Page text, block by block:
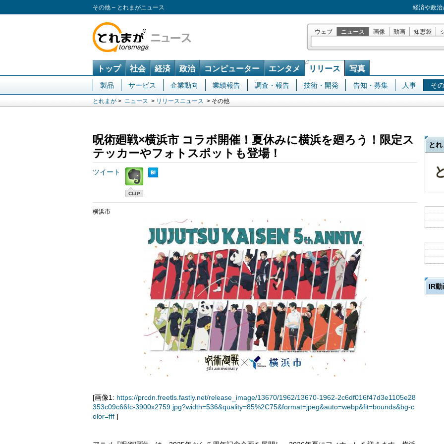
その他 – とれまがニュース 経済や政
ウェブ ニュース 画像 動画 知恵袋
トップ 社会 経済 政治 コンピューター エンタメ リリース 写真
製品 サービス 企業動向 業績報告 調査・報告 技術・開発 告知・募集 人事 そ
とれまが > ニュース > リリースニュース > その他
呪術廻戦×横浜市 コラボ開催！夏休みに横浜を廻ろう！限定ス
テッカーやフォトスポットも登場！
ツイート
横浜市
[画像1: https://prcdn.freetls.fastly.net/release_image/13670/1962/13670-1962-2c6df016f47d3e1105e28
353c09c66fc-3900x2759.jpg?width=536&quality=85%2C75&format=jpeg&auto=webp&fit=bounds&bg-c
olor=fff ]
とれ
IR動